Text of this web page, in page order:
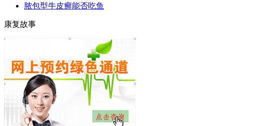
脓包型牛皮癣能否吃鱼
康复故事